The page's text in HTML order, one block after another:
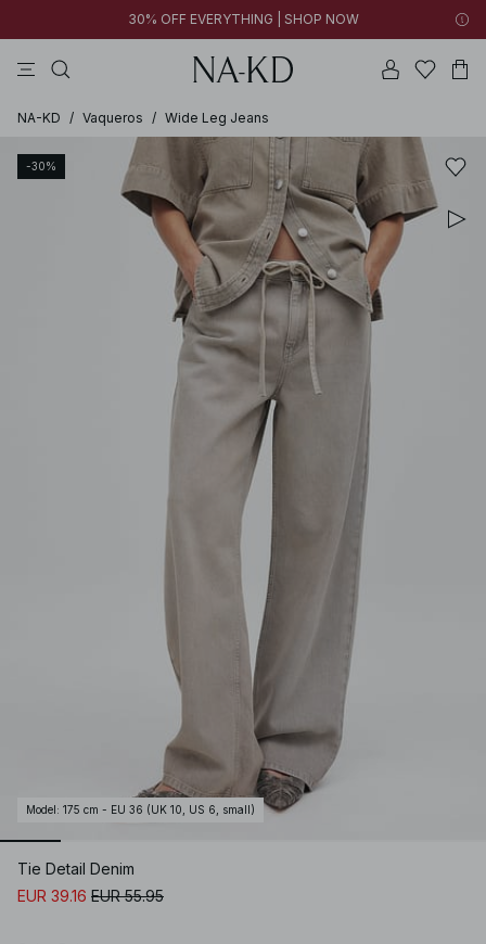
30% OFF EVERYTHING | SHOP NOW
NA-KD / Vaqueros / Wide Leg Jeans
-30%
Model : 175 cm - EU 36 (UK 10, US 6, small)
Tie Detail Denim
EUR 39.16 EUR 55.95